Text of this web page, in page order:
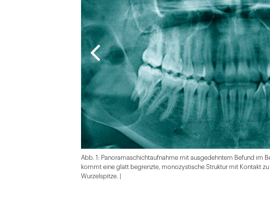
Abb. 1: Panoramaschichtaufnahme mit ausgedehntem Befund im
kommt eine glatt begrenzte, monozystische Struktur mit Kontakt
Wurzelspitze. |